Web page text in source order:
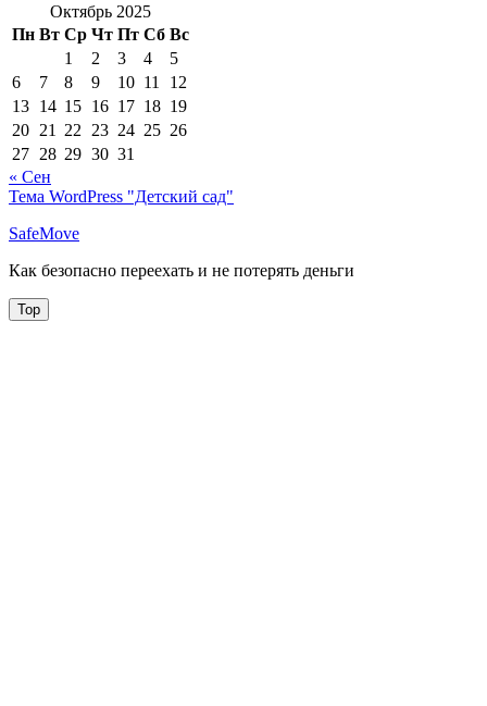
Октябрь 2025
Пн Вт Ср Чт Пт Сб Вс
1
2 3 4
5
6
7 8 9 10 11
12
13 14 15 16 17 18 19
20 21 22 23 24 25 26
27 28 29 30 31
« Сен
Тема WordPress "Детский сад"
SafeMove
Как безопасно переехать и не потерять деньги
Top